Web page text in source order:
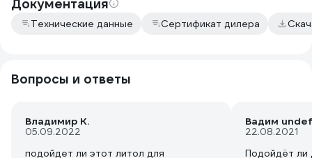
Документация
Технические данные Сертификат дилера
Вопросы и ответы
Владимир К.
05.09.2022
подойдет ли этот литол для
Вадим
22.08.2021
Подойдёт ли